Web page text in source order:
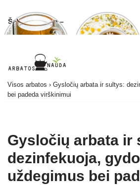
Šalavijo arbata –
ligoms gydyti ir
Ramunėlių
arbata pagelbės
to
Visos arbatos › Gysločių arbata ir sultys:
bei padeda virškinimui
Gysločių arbata ir
dezinfekuoja, gydo
uždegimus bei